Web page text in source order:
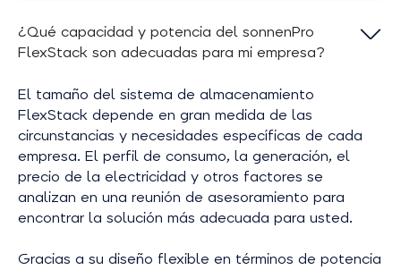
¿Qué capacidad y potencia del sonnenPro
FlexStack son adecuadas para mi empresa?
El tamaño del sistema de almacenamiento
FlexStack depende en gran medida de las
circunstancias y necesidades específicas de cada
empresa. El perfil de consumo, la generación, el
precio de la electricidad y otros factores se
analizan en una reunión de asesoramiento para
encontrar la solución más adecuada para usted.
Gracias a su diseño flexible en términos de potencia